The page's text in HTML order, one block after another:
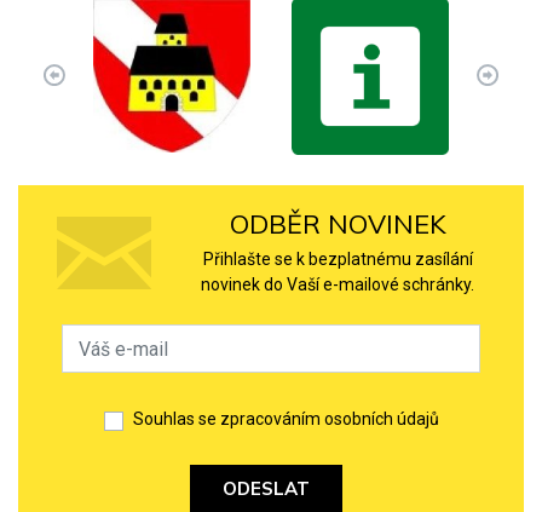
ODBĚR NOVINEK
Přihlašte se k bezplatnému zasílání
novinek do Vaší e-mailové schránky.
Souhlas se zpracováním osobních údajů
ODESLAT